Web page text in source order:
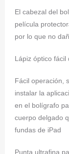
El cabezal del
película
por lo que no
Lápiz óptico fácil
Fácil operación,
instalar la
en el bolígrafo
cuerpo delgado
fundas de iPad
Punta ultrafina